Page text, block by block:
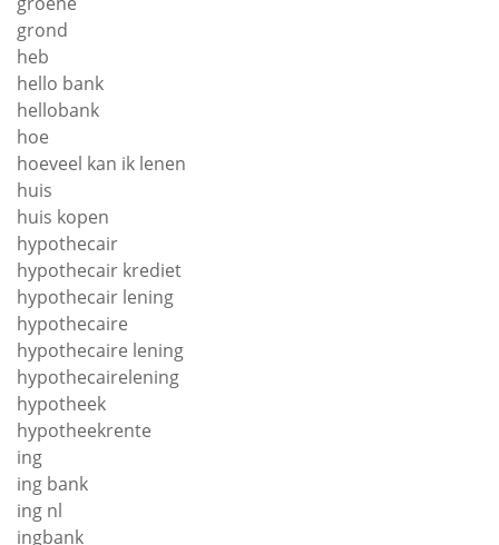
grond
heb
hello bank
hellobank
hoe
hoeveel kan ik lenen
huis
huis kopen
hypothecair
hypothecair krediet
hypothecair lening
hypothecaire
hypothecaire lening
hypothecairelening
hypotheek
hypotheekrente
ing
ing bank
ing nl
ingbank